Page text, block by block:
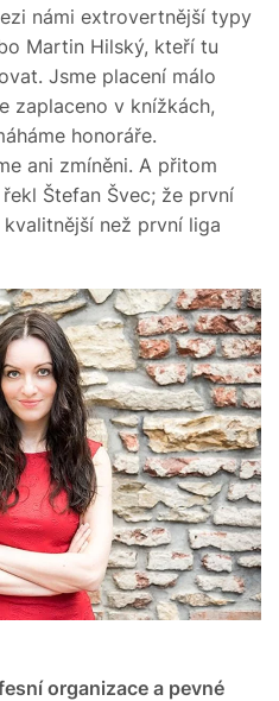
námi extrovertnější typy
Martin Hilský, kteří tu
Jsme placení málo
zaplaceno v knížkách,
honoráře.
ani zmíněni. A přitom
Štefan Švec; že první
než první liga
organizace a pevné